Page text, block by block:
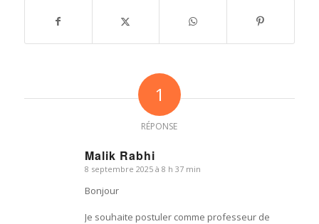
1
RÉPONSE
Malik Rabhi
dit
8 septembre 2025 à 8 h 37 min
Bonjour
Je souhaite postuler comme professeur de